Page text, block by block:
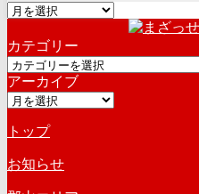
ア
カ
イ
ブ
カテゴリー
カ
テ
ゴ
ー
アーカイブ
ア
カ
イ
ブ
トップ
お知らせ